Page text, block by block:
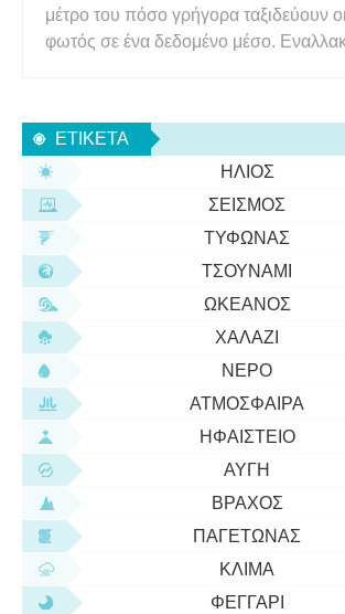
μέτρο του πόσο γρήγορα ταξιδεύουν οι
φωτός σε ένα δεδομένο μέσο.
περνά από το ένα μέσο στο άλλο.
μπορεί να αναπαρασταθ
ΕΤΙΚΈΤΑ
ΉΛΙΟΣ
ΣΕΙΣΜΌΣ
ΤΥΦΏΝΑΣ
ΤΣΟΥΝΆΜΙ
ΩΚΕΑΝΌΣ
ΧΑΛΆΖΙ
ΝΕΡΌ
ΑΤΜΌΣΦΑΙΡΑ
ΗΦΑΊΣΤΕΙΟ
ΑΥΓΉ
ΒΡΆΧΟΣ
ΠΑΓΕΤΏΝΑΣ
ΚΛΊΜΑ
ΦΕΓΓΆΡΙ